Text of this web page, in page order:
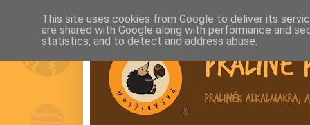
This site uses cookies from Google to deliver its
are shared with Google along with performance and
statistics, and to detect and address abuse.